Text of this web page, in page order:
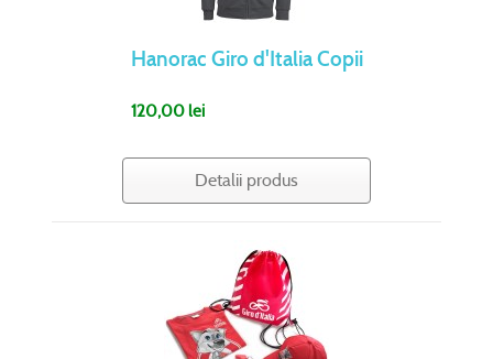
Hanorac Giro d'Italia Copii
120,00 lei
Detalii produs